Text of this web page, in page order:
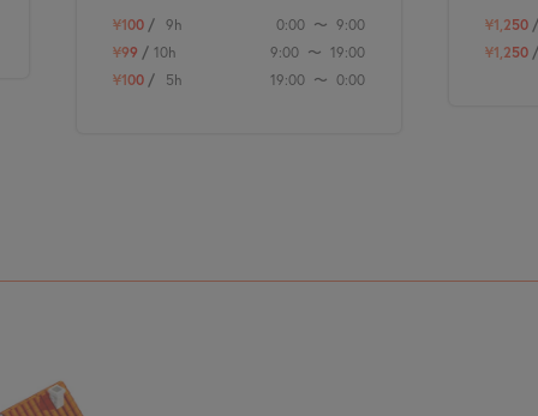
¥100 / 9h 0:00 〜 9:00
¥99 / 10h 9:00 〜 19:00
¥100 / 5h 19:00 〜 0:00
¥1,250 /
¥1,250 /